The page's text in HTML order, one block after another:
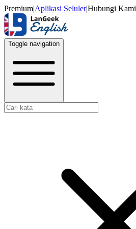
Premium|Aplikasi Seluler|Hubungi Kami
Toggle navigation